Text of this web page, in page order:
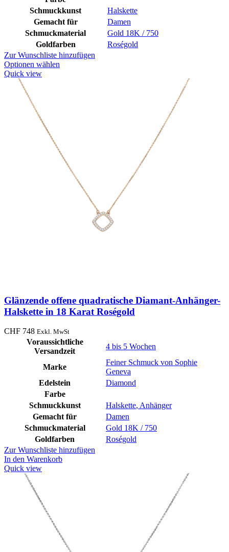
Schmuckkunst
Halskette
Gemacht für
Damen
Schmuckmaterial
Gold 18K / 750
Goldfarben
Roségold
Zur Wunschliste hinzufügen
Optionen wählen
Quick view
Glänzende offene quadratische Diamant-Anhänger-
Halskette in 18 Karat Roségold
CHF 748 Exkl. MwSt
Voraussichtliche
Versandzeit
4 bis 5 Wochen
Marke
Feiner Schmuck von Sophie
Geneva
Edelstein
Diamond
Farbe
Schmuckkunst
Halskette, Anhänger
Gemacht für
Damen
Schmuckmaterial
Gold 18K / 750
Goldfarben
Roségold
Zur Wunschliste hinzufügen
In den Warenkorb
Quick view